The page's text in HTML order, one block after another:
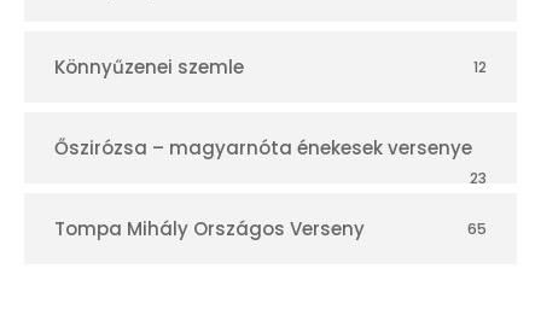
Könnyűzenei szemle 12
Őszirózsa – magyarnóta énekesek versenye
23
Tompa Mihály Országos Verseny 65